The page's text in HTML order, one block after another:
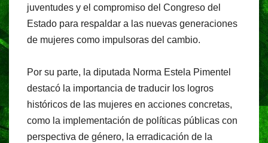
juventudes y el compromiso del Congreso del
Estado para respaldar a las nuevas generaciones
de mujeres como impulsoras del cambio.
Por su parte, la diputada Norma Estela Pimentel
destacó la importancia de traducir los logros
históricos de las mujeres en acciones concretas,
como la implementación de políticas públicas con
perspectiva de género, la erradicación de la